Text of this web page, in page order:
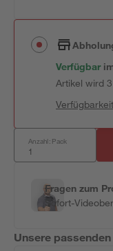
Verfügbar
Artikel wird
Anzahl: Pack
Fragen zum
Sofort-
Unsere